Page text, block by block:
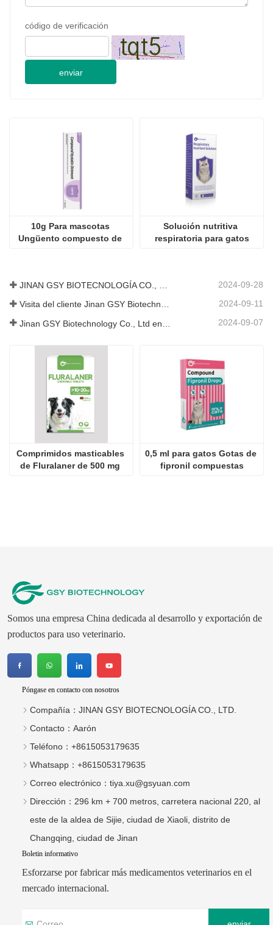
código de verificación
enviar
10g Para mascotas
Ungüento compuesto de
Solución nutritiva
respiratoria para gatos
2024-09-28
Visita del cliente Jinan GSY Biotechnology Co., Ltd 2024-09-11
2024-09-07
Comprimidos masticables
de Fluralaner de 500 mg
0,5 ml para gatos Gotas de
fipronil compuestas
Somos una empresa China dedicada al desarrollo y exportación de
productos para uso veterinario.
Póngase en contacto con nosotros
Compañía： JINAN GSY BIOTECNOLOGÍA CO., LTD.
Contacto： Aarón
Teléfono： +8615053179635
Whatsapp： +8615053179635
Correo electrónico： tiya.xu@gsyuan.com
Dirección： 296 km + 700 metros, carretera nacional 220, al
este de la aldea de Sijie, ciudad de Xiaoli, distrito de
Changqing, ciudad de Jinan
Boletin informativo
Esforzarse por fabricar más medicamentos veterinarios en el
mercado internacional.